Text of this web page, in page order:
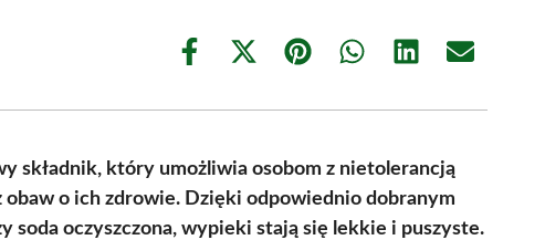
Share
Share
(Twitter)
Share Share Share Share
składnik, który umożliwia osobom z nietolerancją
o ich zdrowie. Dzięki odpowiednio dobranym
soda oczyszczona, wypieki stają się lekkie i puszyste.